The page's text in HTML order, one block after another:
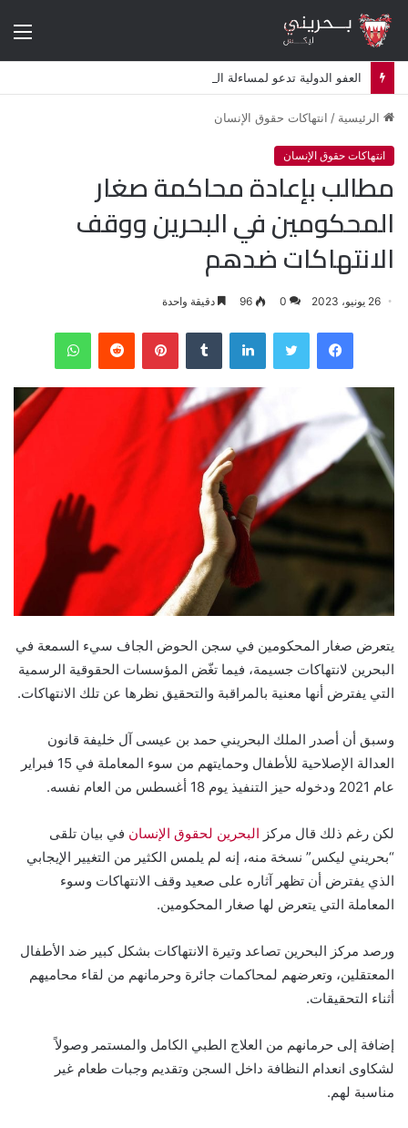
الرئيسية / انتهاكات حقوق الإنسان
انتهاكات حقوق الإنسان
مطالب بإعادة محاكمة صغار
المحكومين في البحرين ووقف
الانتهاكات ضدهم
26 يونيو، 2023 0
96 دقيقة واحدة
فيسبوك لينكدإن بينتيريست
يتعرض صغار المحكومين في سجن الحوض الجاف سيء السمعة في
البحرين لانتهاكات جسيمة، فيما تغّض المؤسسات الحقوقية الرسمية
التي يفترض أنها معنية بالمراقبة والتحقيق نظرها عن تلك الانتهاكات.
وسبق أن أصدر الملك البحريني حمد بن عيسى آل خليفة قانون
العدالة الإصلاحية للأطفال وحمايتهم من سوء المعاملة في 15 فبراير
عام 2021 ودخوله حيز التنفيذ يوم 18 أغسطس من العام نفسه.
لكن رغم ذلك قال مركز البحرين لحقوق الإنسان في بيان تلقى
“بحريني ليكس” نسخة منه، إنه لم يلمس الكثير من التغيير الإيجابي
الذي يفترض أن تظهر آثاره على صعيد وقف الانتهاكات وسوء
المعاملة التي يتعرض لها صغار المحكومين.
ورصد مركز البحرين تصاعد وتيرة الانتهاكات بشكل كبير ضد الأطفال
المعتقلين، وتعرضهم لمحاكمات جائرة وحرمانهم من لقاء محاميهم
أثناء التحقيقات.
إضافة إلى حرمانهم من العلاج الطبي الكامل والمستمر وصولاً
لشكاوى انعدام النظافة داخل السجن وتقديم وجبات طعام غير
مناسبة لهم.